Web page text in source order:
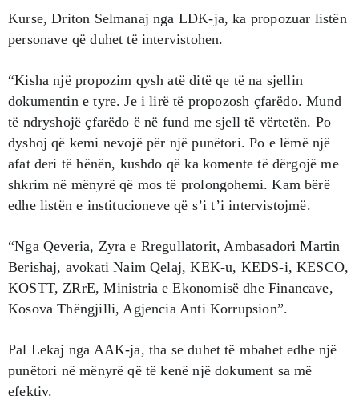
Kurse, Driton Selmanaj nga LDK-ja, ka propozuar listën
personave që duhet të intervistohen.
“Kisha një propozim qysh atë ditë qe të na sjellin
dokumentin e tyre. Je i lirë të propozosh çfarëdo. Mund
të ndryshojë çfarëdo ë në fund me sjell të vërtetën. Po
dyshoj që kemi nevojë për një punëtori. Po e lëmë një
afat deri të hënën, kushdo që ka komente të dërgojë me
shkrim në mënyrë që mos të prolongohemi. Kam bërë
edhe listën e institucioneve që s’i t’i intervistojmë.
“Nga Qeveria, Zyra e Rregullatorit, Ambasadori Martin
Berishaj, avokati Naim Qelaj, KEK-u, KEDS-i, KESCO,
KOSTT, ZRrE, Ministria e Ekonomisë dhe Financave,
Kosova Thëngjilli, Agjencia Anti Korrupsion”.
Pal Lekaj nga AAK-ja, tha se duhet të mbahet edhe një
punëtori në mënyrë që të kenë një dokument sa më
efektiv.